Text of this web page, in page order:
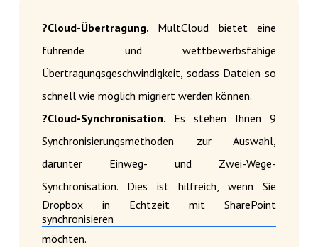
?Cloud-Übertragung. MultCloud bietet eine
führende und wettbewerbsfähige
Übertragungsgeschwindigkeit, sodass Dateien so
schnell wie möglich migriert werden können.
?Cloud-Synchronisation. Es stehen Ihnen 9
Synchronisierungsmethoden zur Auswahl,
darunter Einweg- und Zwei-Wege-
Synchronisation. Dies ist hilfreich, wenn Sie
Dropbox in Echtzeit mit SharePoint
synchronisieren
möchten.